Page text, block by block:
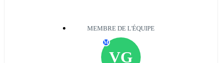
MEMBRE DE L'ÉQUIPE
VG
M